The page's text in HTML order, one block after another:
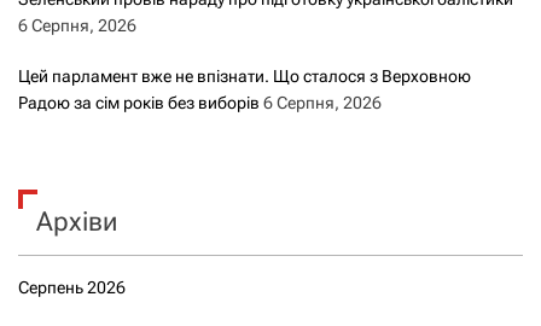
6 Серпня, 2026
Цей парламент вже не впізнати. Що сталося з Верховною
Радою за сім років без виборів 6 Серпня, 2026
Архіви
Серпень 2026